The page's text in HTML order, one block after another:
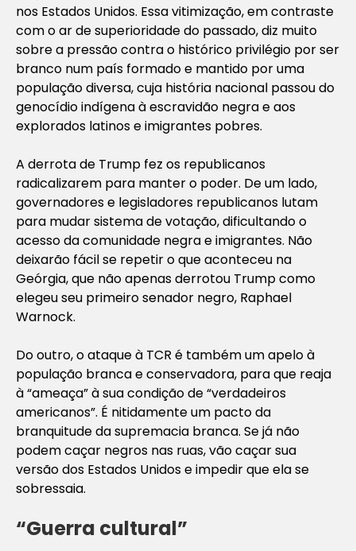
nos Estados Unidos. Essa vitimização, em contraste
com o ar de superioridade do passado, diz muito
sobre a pressão contra o histórico privilégio por ser
branco num país formado e mantido por uma
população diversa, cuja história nacional passou do
genocídio indígena à escravidão negra e aos
explorados latinos e imigrantes pobres.
A derrota de Trump fez os republicanos
radicalizarem para manter o poder. De um lado,
governadores e legisladores republicanos lutam
para mudar sistema de votação, dificultando o
acesso da comunidade negra e imigrantes. Não
deixarão fácil se repetir o que aconteceu na
Geórgia, que não apenas derrotou Trump como
elegeu seu primeiro senador negro, Raphael
Warnock.
Do outro, o ataque à TCR é também um apelo à
população branca e conservadora, para que reaja
à “ameaça” à sua condição de “verdadeiros
americanos”. É nitidamente um pacto da
branquitude da supremacia branca. Se já não
podem caçar negros nas ruas, vão caçar sua
versão dos Estados Unidos e impedir que ela se
sobressaia.
“Guerra cultural”